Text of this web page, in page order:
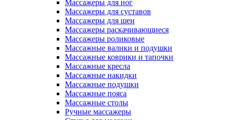
Массажеры для ног
Массажеры для суставов
Массажеры для шеи
Массажеры раскачивающиеся
Массажеры роликовые
Массажные валики и подушки
Массажные коврики и тапочки
Массажные кресла
Массажные накидки
Массажные подушки
Массажные пояса
Массажные столы
Ручные массажеры